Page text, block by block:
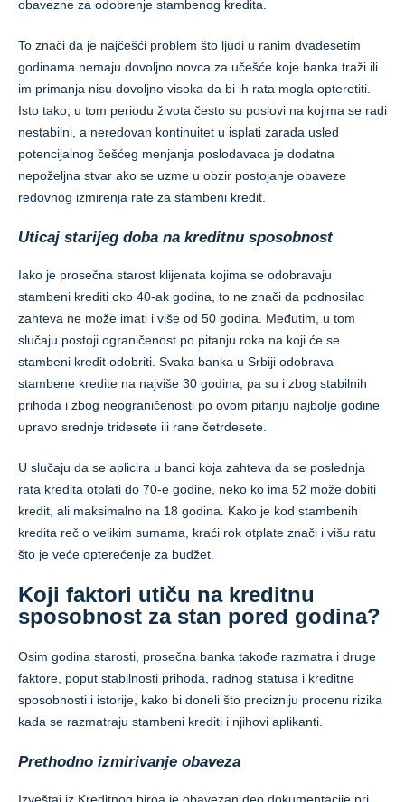
obavezne za odobrenje stambenog kredita.
To znači da je najčešći problem što ljudi u ranim dvadesetim
godinama nemaju dovoljno novca za učešće koje banka traži ili
im primanja nisu dovoljno visoka da bi ih rata mogla opteretiti.
Isto tako, u tom periodu života često su poslovi na kojima se radi
nestabilni, a neredovan kontinuitet u isplati zarada usled
potencijalnog češćeg menjanja poslodavaca je dodatna
nepoželjna stvar ako se uzme u obzir postojanje obaveze
redovnog izmirenja rate za stambeni kredit.
Uticaj starijeg doba na kreditnu sposobnost
Iako je prosečna starost klijenata kojima se odobravaju
stambeni krediti oko 40-ak godina, to ne znači da podnosilac
zahteva ne može imati i više od 50 godina. Međutim, u tom
slučaju postoji ograničenost po pitanju roka na koji će se
stambeni kredit odobriti. Svaka banka u Srbiji odobrava
stambene kredite na najviše 30 godina, pa su i zbog stabilnih
prihoda i zbog neograničenosti po ovom pitanju najbolje godine
upravo srednje tridesete ili rane četrdesete.
U slučaju da se aplicira u banci koja zahteva da se poslednja
rata kredita otplati do 70-e godine, neko ko ima 52 može dobiti
kredit, ali maksimalno na 18 godina. Kako je kod stambenih
kredita reč o velikim sumama, kraći rok otplate znači i višu ratu
što je veće opterećenje za budžet.
Koji faktori utiču na kreditnu
sposobnost za stan pored godina?
Osim godina starosti, prosečna banka takođe razmatra i druge
faktore, poput stabilnosti prihoda, radnog statusa i kreditne
sposobnosti i istorije, kako bi doneli što precizniju procenu rizika
kada se razmatraju stambeni krediti i njihovi aplikanti.
Prethodno izmirivanje obaveza
Izveštaj iz Kreditnog biroa je obavezan deo dokumentacije pri